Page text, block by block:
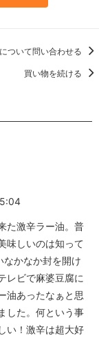
ついて問い合わせる
買い物を続ける
た激辛ラー油。普
味しいのは知って
かなか封を開け
レビで麻婆豆腐に
油あったなぁと思
した。何という事
い！激辛は超大好